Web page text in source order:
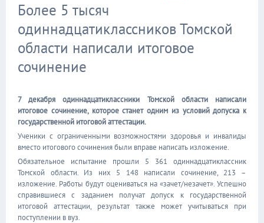
Более 5 тысяч
одиннадцатиклассников Томской
области написали итоговое
сочинение
7 декабря одиннадцатиклассники Томской области написали
итоговое сочинение, которое станет одним из условий допуска к
государственной итоговой аттестации.
Ученики с ограниченными возможностями здоровья и инвалиды
вместо итогового сочинения были вправе написать изложение.
Обязательное испытание прошли 5 361 одиннадцатиклассник
Томской области. Из них 5 148 написали сочинение, 213 –
изложение. Работы будут оцениваться на «зачет/незачет». Успешно
справившиеся с заданием получат допуск к государственной
итоговой аттестации, результат также может учитываться при
поступлении в вуз.